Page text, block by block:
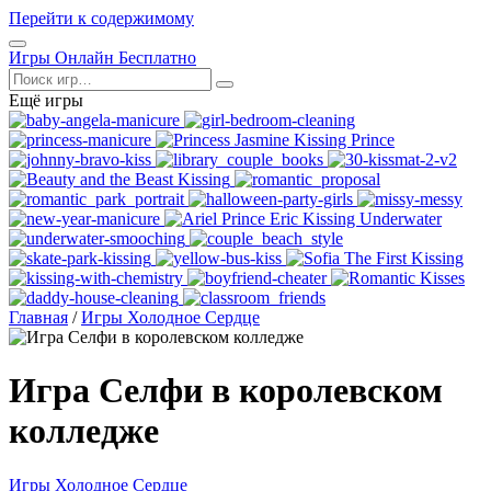
Перейти к содержимому
Открыть
меню
Игры Онлайн Бесплатно
Поиск
Ещё игры
Главная / Игры Холодное Сердце
Игра Селфи в королевском
колледже
Игры Холодное Сердце